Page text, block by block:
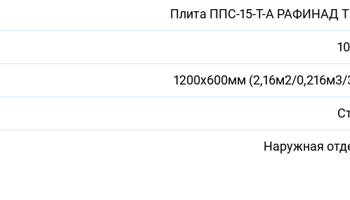
Плита ППС-15-Т-А РАФИНАД
1200х600мм (2,16м2/
Наружная